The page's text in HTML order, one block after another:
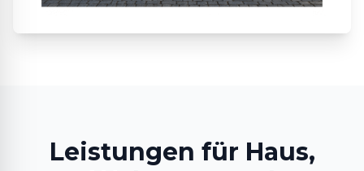
Leistungen für Haus,